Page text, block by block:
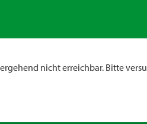
nicht erreichbar. Bitte